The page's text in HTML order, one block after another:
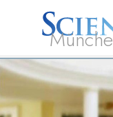
L. Ron
Hubbard
Scientology?